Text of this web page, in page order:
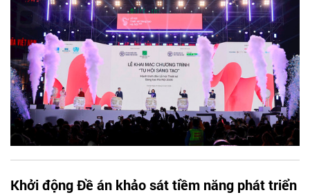
Khởi động Đề án khảo sát tiềm năng phát triển